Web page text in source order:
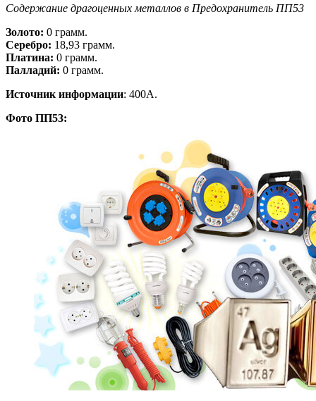
Содержание драгоценных металлов в Предохранитель ПП53
Золото: 0 грамм.
Серебро: 18,93 грамм.
Платина: 0 грамм.
Палладий: 0 грамм.
Источник информации: 400А.
Фото ПП53: